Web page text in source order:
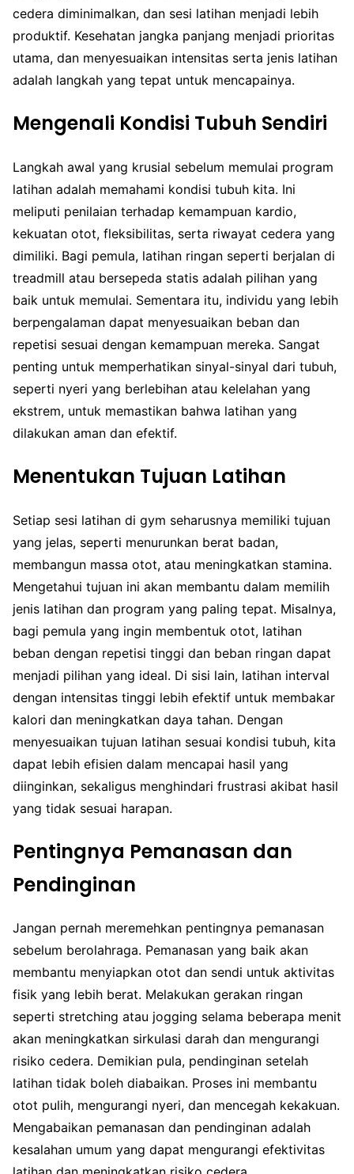
cedera diminimalkan, dan sesi latihan menjadi lebih
produktif. Kesehatan jangka panjang menjadi prioritas
utama, dan menyesuaikan intensitas serta jenis latihan
adalah langkah yang tepat untuk mencapainya.
Mengenali Kondisi Tubuh Sendiri
Langkah awal yang krusial sebelum memulai program
latihan adalah memahami kondisi tubuh kita. Ini
meliputi penilaian terhadap kemampuan kardio,
kekuatan otot, fleksibilitas, serta riwayat cedera yang
dimiliki. Bagi pemula, latihan ringan seperti berjalan di
treadmill atau bersepeda statis adalah pilihan yang
baik untuk memulai. Sementara itu, individu yang lebih
berpengalaman dapat menyesuaikan beban dan
repetisi sesuai dengan kemampuan mereka. Sangat
penting untuk memperhatikan sinyal-sinyal dari tubuh,
seperti nyeri yang berlebihan atau kelelahan yang
ekstrem, untuk memastikan bahwa latihan yang
dilakukan aman dan efektif.
Menentukan Tujuan Latihan
Setiap sesi latihan di gym seharusnya memiliki tujuan
yang jelas, seperti menurunkan berat badan,
membangun massa otot, atau meningkatkan stamina.
Mengetahui tujuan ini akan membantu dalam memilih
jenis latihan dan program yang paling tepat. Misalnya,
bagi pemula yang ingin membentuk otot, latihan
beban dengan repetisi tinggi dan beban ringan dapat
menjadi pilihan yang ideal. Di sisi lain, latihan interval
dengan intensitas tinggi lebih efektif untuk membakar
kalori dan meningkatkan daya tahan. Dengan
menyesuaikan tujuan latihan sesuai kondisi tubuh, kita
dapat lebih efisien dalam mencapai hasil yang
diinginkan, sekaligus menghindari frustrasi akibat hasil
yang tidak sesuai harapan.
Pentingnya Pemanasan dan
Pendinginan
Jangan pernah meremehkan pentingnya pemanasan
sebelum berolahraga. Pemanasan yang baik akan
membantu menyiapkan otot dan sendi untuk aktivitas
fisik yang lebih berat. Melakukan gerakan ringan
seperti stretching atau jogging selama beberapa menit
akan meningkatkan sirkulasi darah dan mengurangi
risiko cedera. Demikian pula, pendinginan setelah
latihan tidak boleh diabaikan. Proses ini membantu
otot pulih, mengurangi nyeri, dan mencegah kekakuan.
Mengabaikan pemanasan dan pendinginan adalah
kesalahan umum yang dapat mengurangi efektivitas